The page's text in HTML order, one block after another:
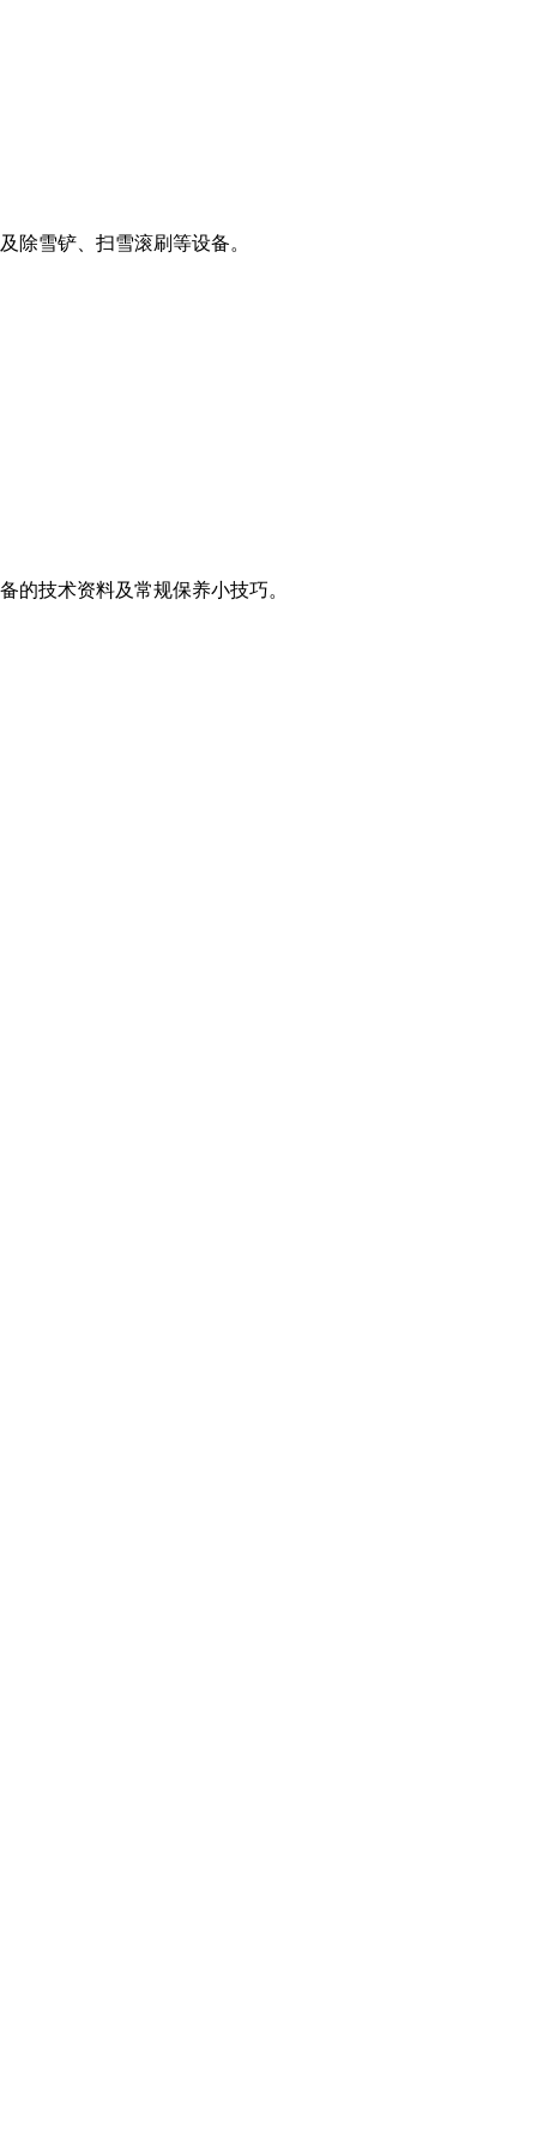
除雪铲、扫雪滚刷等设备。
的技术资料及常规保养小技巧。